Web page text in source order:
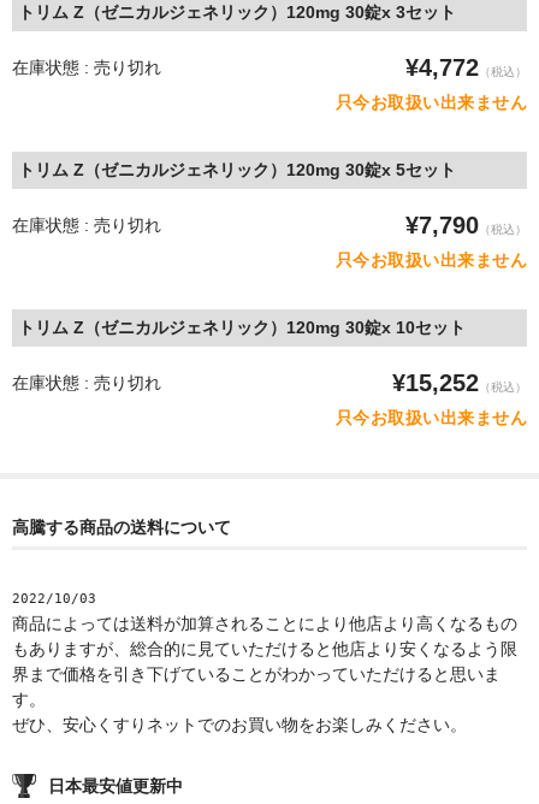
トリム Z（ゼニカルジェネリック）120mg 30錠x 3セット
在庫状態 : 売り切れ ¥4,772 （税込）
只今お取扱い出来ません
トリム Z（ゼニカルジェネリック）120mg 30錠x 5セット
在庫状態 : 売り切れ ¥7,790 （税込）
只今お取扱い出来ません
トリム Z（ゼニカルジェネリック）120mg 30錠x 10セット
在庫状態 : 売り切れ ¥15,252 （税込）
只今お取扱い出来ません
高騰する商品の送料について
2022/10/03
商品によっては送料が加算されることにより他店より高くなるもの
もありますが、総合的に見ていただけると他店より安くなるよう限
界まで価格を引き下げていることがわかっていただけると思いま
す。
ぜひ、安心くすりネットでのお買い物をお楽しみください。
日本最安値更新中